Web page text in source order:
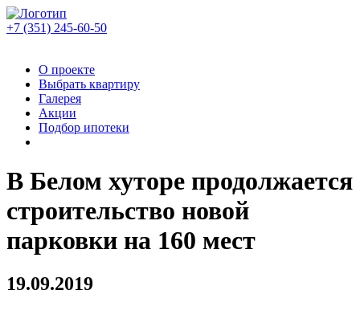
+7 (351) 245-60-50
О проекте
Выбрать квартиру
Галерея
Акции
Подбор ипотеки
В Белом хуторе продолжается
строительство новой
парковки на 160 мест
19.09.2019